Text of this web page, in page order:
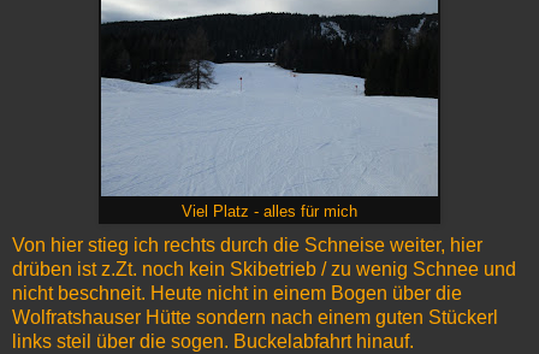
Viel Platz - alles für mich
Von hier stieg ich rechts durch die Schneise weiter, hier
drüben ist z.Zt. noch kein Skibetrieb / zu wenig Schnee und
nicht beschneit. Heute nicht in einem Bogen über die
Wolfratshauser Hütte sondern nach einem guten Stückerl
links steil über die sogen. Buckelabfahrt hinauf.